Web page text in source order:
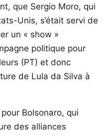
que Sergio Moro, qui
Unis, s’était servi de
un « show »
politique pour
(PT) et donc
de Lula da Silva à
Bolsonaro, qui
des alliances